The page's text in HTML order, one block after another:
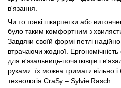
в'язання.
Чи то тонкі шкарпетки або
було таким комфортним з
Завдяки своїй формі петлі
втрачаючи жодної.
для в'язальниць-початківців і
руками: їх можна тримати вільно і
технологія CraSy – Sylvie Rasch.